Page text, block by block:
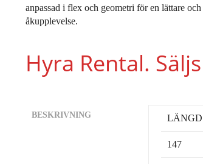
anpassad i flex och geometri för en lättare
åkupplevelse.
Hyra Rental.
BESKRIVNING
147